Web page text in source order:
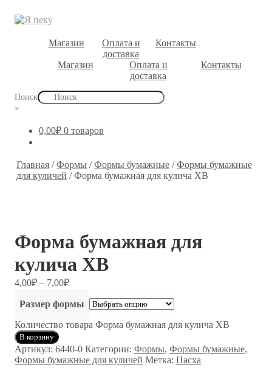
Магазин
Оплата и
доставка
Контакты
Магазин
Оплата и
доставка
Контакты
Поиск
×
0,00₽ 0 товаров
Главная /Формы /Формы бумажные /Формы бумажные
для куличей /Форма бумажная для кулича ХВ
Форма бумажная для
кулича ХВ
4,00₽ – 7,00₽
Размер формы
Количество товара Форма бумажная для кулича ХВ
В корзину
Артикул: 6440-0 Категории: Формы, Формы бумажные,
Формы бумажные для куличей Метка: Пасха